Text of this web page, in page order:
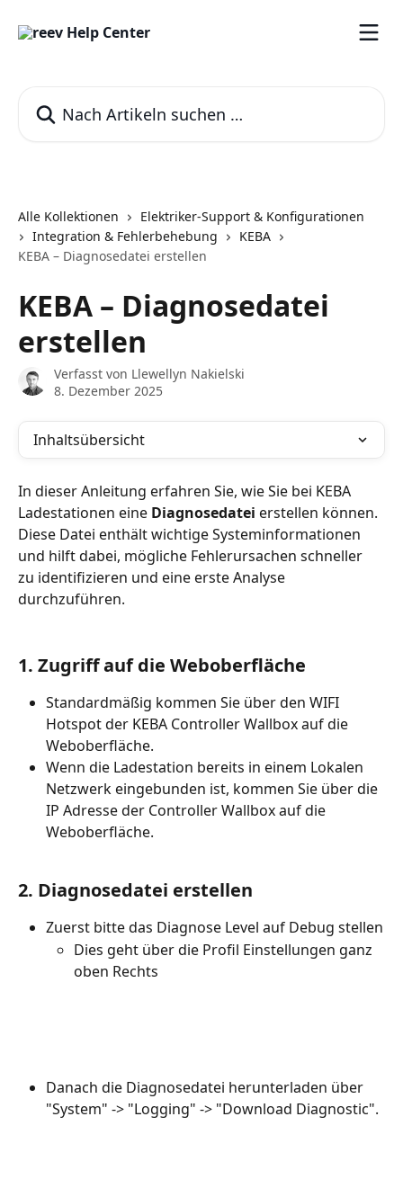
Alle Kollektionen
Elektriker-Support & Konfigurationen
Integration & Fehlerbehebung
KEBA
KEBA – Diagnosedatei erstellen
KEBA – Diagnosedatei
erstellen
Verfasst von Llewellyn Nakielski
8. Dezember 2025
Inhaltsübersicht
In dieser Anleitung erfahren Sie, wie Sie bei KEBA
Ladestationen eine Diagnosedatei erstellen können.
Diese Datei enthält wichtige Systeminformationen
und hilft dabei, mögliche Fehlerursachen schneller
zu identifizieren und eine erste Analyse
durchzuführen.
1. Zugriff auf die Weboberfläche
Standardmäßig kommen Sie über den WIFI
Hotspot der KEBA Controller Wallbox auf die
Weboberfläche.
Wenn die Ladestation bereits in einem Lokalen
Netzwerk eingebunden ist, kommen Sie über die
IP Adresse der Controller Wallbox auf die
Weboberfläche.
2. Diagnosedatei erstellen
Zuerst bitte das Diagnose Level auf Debug stellen
Dies geht über die Profil Einstellungen ganz
oben Rechts
Danach die Diagnosedatei herunterladen über
"System" -> "Logging" -> "Download Diagnostic".